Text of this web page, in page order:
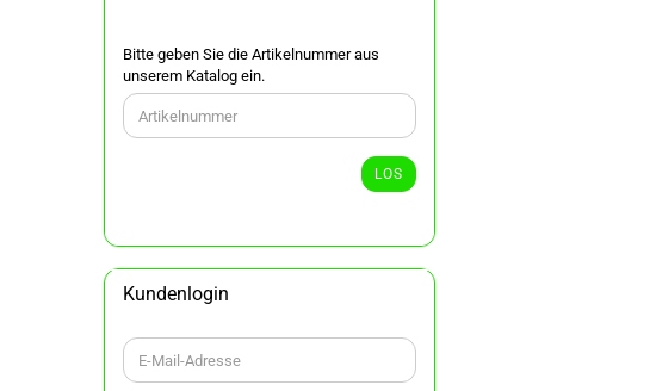
BITTE
GEBEN
SIE
DIE
ARTIKELNUMMER
Bitte geben Sie die Artikelnummer aus
unserem Katalog ein.
LOS
Kundenlogin
E-
Mail-